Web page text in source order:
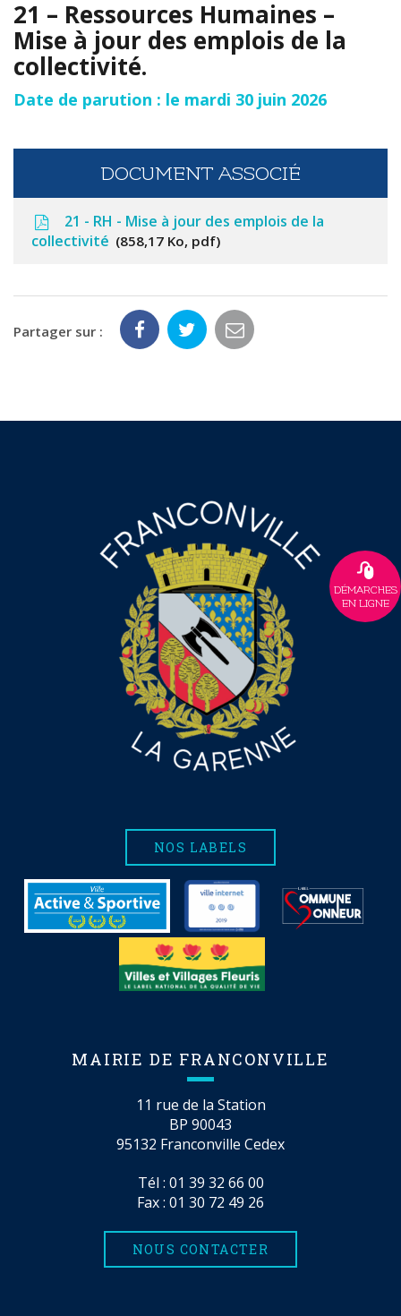
21 – Ressources Humaines –
Mise à jour des emplois de la
collectivité.
Date de parution : le mardi 30 juin 2026
DOCUMENT ASSOCIÉ
21 - RH - Mise à jour des emplois de la
collectivité
858,17 Ko, pdf
Partager sur :
NOS LABELS
MAIRIE DE FRANCONVILLE
11 rue de la Station
BP 90043
95132 Franconville Cedex
Tél : 01 39 32 66 00
Fax : 01 30 72 49 26
NOUS CONTACTER
DÉMARCHES
EN LIGNE